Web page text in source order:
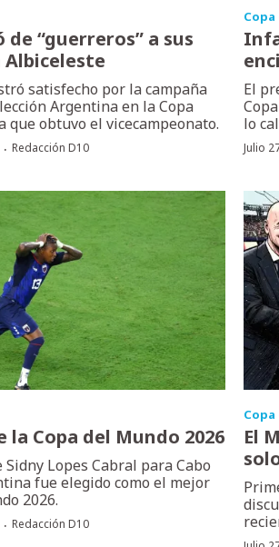
de “guerreros” a sus
satisfecho por la campaña
Argentina en la Copa
que obtuvo el vicecampeonato.
· Redacción D10
El
lo
Julio
la Copa del Mundo 2026
Sidny Lopes Cabral para Cabo
fue elegido como el mejor
2026.
· Redacción D10
El